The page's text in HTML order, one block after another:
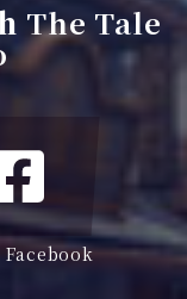
The Tale